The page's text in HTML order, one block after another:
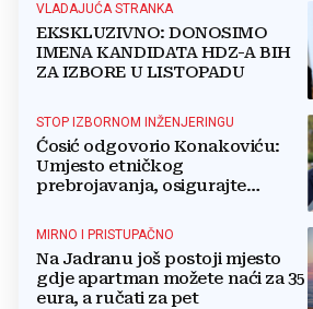
VLADAJUĆA STRANKA
EKSKLUZIVNO: DONOSIMO
IMENA KANDIDATA HDZ-A BIH
ZA IZBORE U LISTOPADU
STOP IZBORNOM INŽENJERINGU
Ćosić odgovorio Konakoviću:
Umjesto etničkog
prebrojavanja, osigurajte
MIRNO I PRISTUPAČNO
Na Jadranu još postoji mjesto
gdje apartman možete naći za 35
eura, a ručati za pet